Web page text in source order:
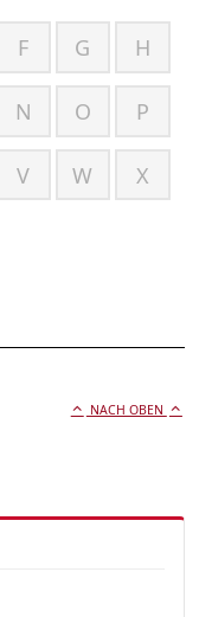
F G H
N O P
V W X
NACH OBEN